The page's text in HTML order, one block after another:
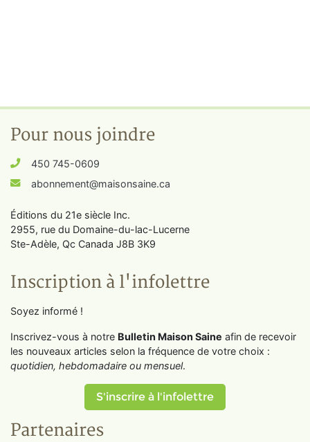
Pour nous joindre
450 745-0609
abonnement@maisonsaine.ca
Éditions du 21e siècle Inc.
2955, rue du Domaine-du-lac-Lucerne
Ste-Adèle, Qc Canada J8B 3K9
Inscription à l'infolettre
Soyez informé !
Inscrivez-vous à notre Bulletin Maison Saine afin de recevoir
les nouveaux articles selon la fréquence de votre choix :
quotidien, hebdomadaire ou mensuel.
S'inscrire à l'infolettre
Partenaires